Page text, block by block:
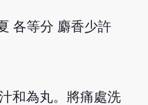
各等分 麝香少許
和為丸。將痛處洗